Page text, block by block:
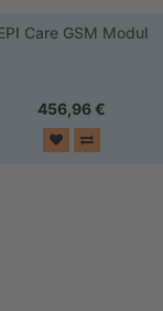
Care GSM Modul
456,96 €